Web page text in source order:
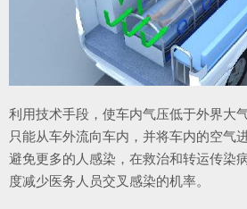
利用技术手段，使车内气压低于外界大
只能从车外流向车内，并将车内的空气
避免更多的人感染，在救治和转运传染
度减少医务人员交叉感染的机率。